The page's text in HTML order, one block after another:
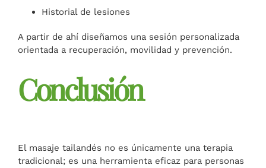
Historial de lesiones
A partir de ahí diseñamos una sesión personalizada
orientada a recuperación, movilidad y prevención.
Conclusión
El masaje tailandés no es únicamente una terapia
tradicional; es una herramienta eficaz para personas